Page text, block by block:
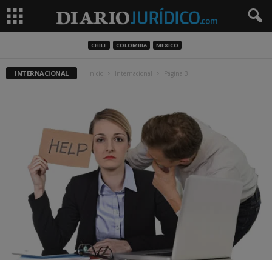
CHILE COLOMBIA MEXICO
INTERNACIONAL Inicio Internacional Página 3